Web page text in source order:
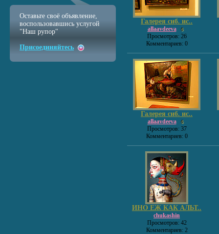
Галерея сиб. ис..
allaavdeeva 6
Просмотров: 26
Комментариев: 0
Галерея сиб. ис..
allaavdeeva 6
Просмотров: 37
Комментариев: 0
ИНО ЕЖ КАК АЛЬТ..
chukashin
Просмотров: 42
Комментариев: 2
Оставьте своё объявление,
воспользовавшись услугой
"Наш рупор"
Присоединяйтесь